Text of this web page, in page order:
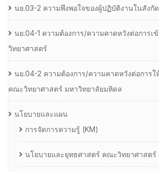
นย.03-2 ความพึงพอใจของผู้ปฏิบัติงานในสังกั
นย.04-1 ความต้องการ/ความคาดหวังต่อการเ
วิทยาศาสตร์
นย.04-2 ความต้องการ/ความคาดหวังต่อการ
คณะวิทยาศาสตร์ มหาวิทยาลัยมหิดล
นโยบายและแผน
การจัดการความรู้ (KM)
นโยบายและยุทธศาสตร์ คณะวิทยาศาสตร์